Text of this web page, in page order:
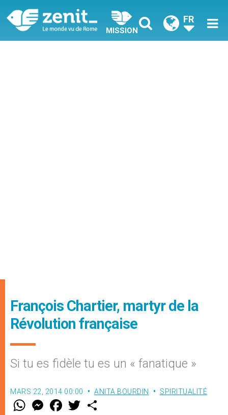
MISSION
FR
François Chartier, martyr de la
Révolution française
Si tu es fidèle tu es un « fanatique »
MARS 22, 2014 00:00 ANITA BOURDIN SPIRITUALITÉ
W M
e
F
a w